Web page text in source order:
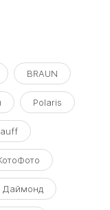
BRAUN
Polaris
Даймонд